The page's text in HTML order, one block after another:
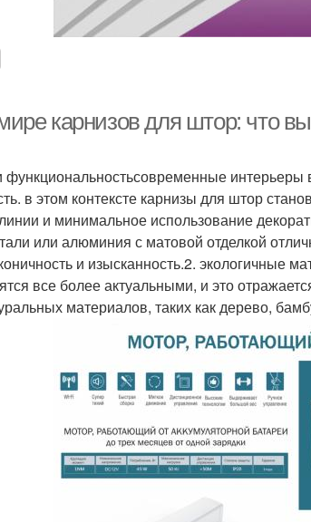
карнизов для штор: что
в этом контексте карнизы для штор
и минимальное использование
или алюминия с матовой отделкой
и изысканность.2. экологичные
все более актуальными, и это
материалов, таких как дерево,